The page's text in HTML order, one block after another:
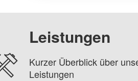
Leistungen
Kurzer Überblick über
Leistungen